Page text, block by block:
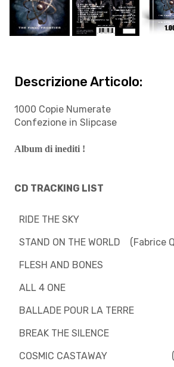
Descrizione Articolo:
1000 Copie Numerate
Confezione in Slipcase
Album di inediti !
CD TRACKING LIST
RIDE THE SKY
STAND ON THE WORLD
FLESH AND BONES
ALL 4 ONE (Fabrice
BALLADE POUR LA
BREAK THE SILENCE
COSMIC CASTAWAY